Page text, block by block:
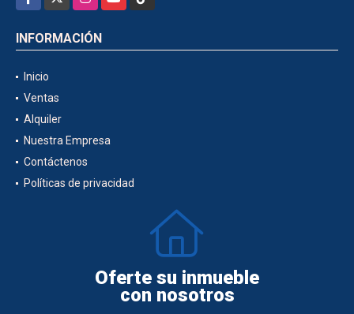
INFORMACIÓN
Inicio
Ventas
Alquiler
Nuestra Empresa
Contáctenos
Políticas de privacidad
Oferte su inmueble
con nosotros